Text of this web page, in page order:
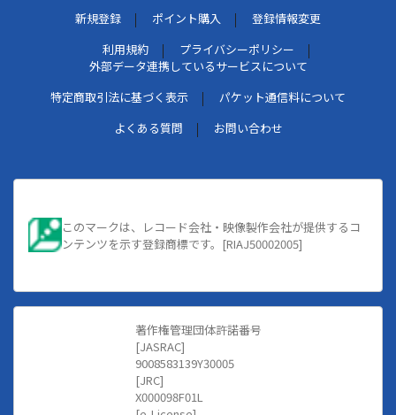
新規登録 ポイント購入
登録情報変更
利用規約
プライバシーポリシー
外部データ連携しているサービスについて
特定商取引法に基づく表示
パケット通信料について
よくある質問
お問い合わせ
このマークは、レコード会社・映像製作会社が提供するコ
ンテンツを示す登録商標です。[RIAJ50002005]
著作権管理団体許諾番号
[JASRAC]
9008583139Y30005
[JRC]
X000098F01L